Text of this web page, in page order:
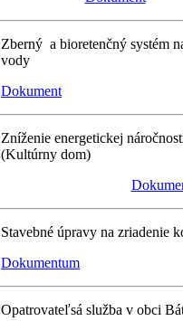
Zberný a bioretenčný systém
vody
Dokument
Zníženie energetickej
(Kultúrny dom)
Stavebné úpravy na zriadenie
Dokumentum
Opatrovateľsá služba v obci